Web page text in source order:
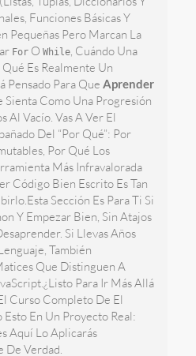
Funciones Básicas Y
Pequeñas Pero Marcan La
For O While, Cuándo Una
Es Realmente Un
Pensado Para Que Aprender
Sienta Como Una Progresión
Al Vacío. Vas A Ver El
Del “por Qué”: Por
Por Qué Los
Más Infravalorada
Código Bien Escrito Es Tan
Sección Es Para Ti Si
Y Empezar Bien, Sin Atajos
Si Llevas Años
También
Que Distinguen A
Para Ir Más Allá
Curso Completo De El
En Un Proyecto Real:
Aquí Lo Aplicarás
De Verdad.